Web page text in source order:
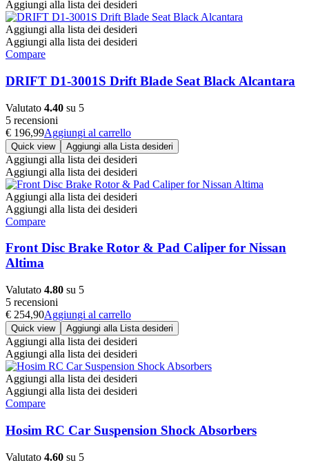
Aggiungi alla lista dei desideri
Aggiungi alla lista dei desideri
Aggiungi alla lista dei desideri
Compare
DRIFT D1-3001S Drift Blade Seat Black Alcantara
Valutato 4.40 su 5
5 recensioni
€ 196,99Aggiungi al carrello
Quick view Aggiungi alla Lista desideri
Aggiungi alla lista dei desideri
Aggiungi alla lista dei desideri
Aggiungi alla lista dei desideri
Aggiungi alla lista dei desideri
Compare
Front Disc Brake Rotor & Pad Caliper for Nissan
Altima
Valutato 4.80 su 5
5 recensioni
€ 254,90Aggiungi al carrello
Quick view Aggiungi alla Lista desideri
Aggiungi alla lista dei desideri
Aggiungi alla lista dei desideri
Aggiungi alla lista dei desideri
Aggiungi alla lista dei desideri
Compare
Hosim RC Car Suspension Shock Absorbers
Valutato 4.60 su 5